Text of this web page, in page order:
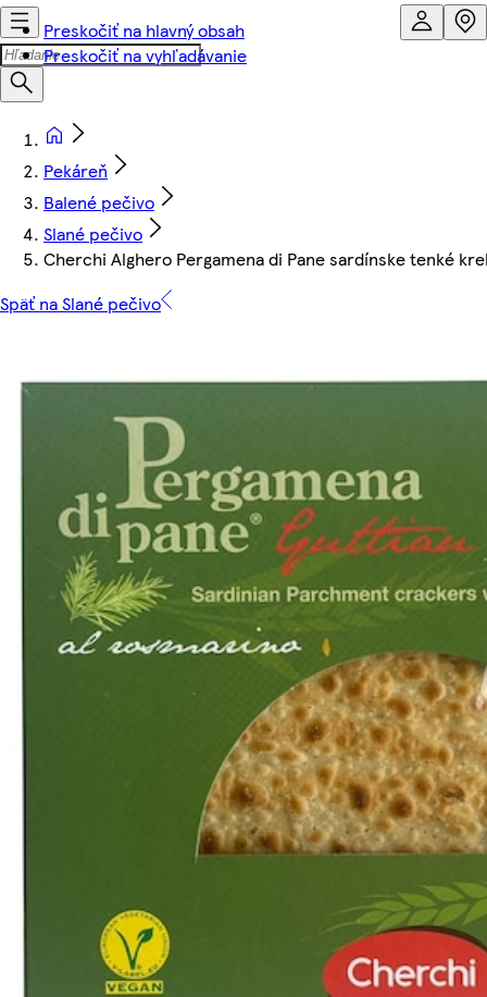
Preskočiť na hlavný obsah
Preskočiť na vyhľadávanie
Pekáreň
Balené pečivo
Slané pečivo
Cherchi Alghero Pergamena di Pane sardínske tenké
Späť na Slané pečivo